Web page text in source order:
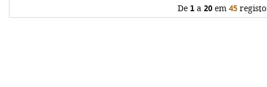
De 1a 20em 45